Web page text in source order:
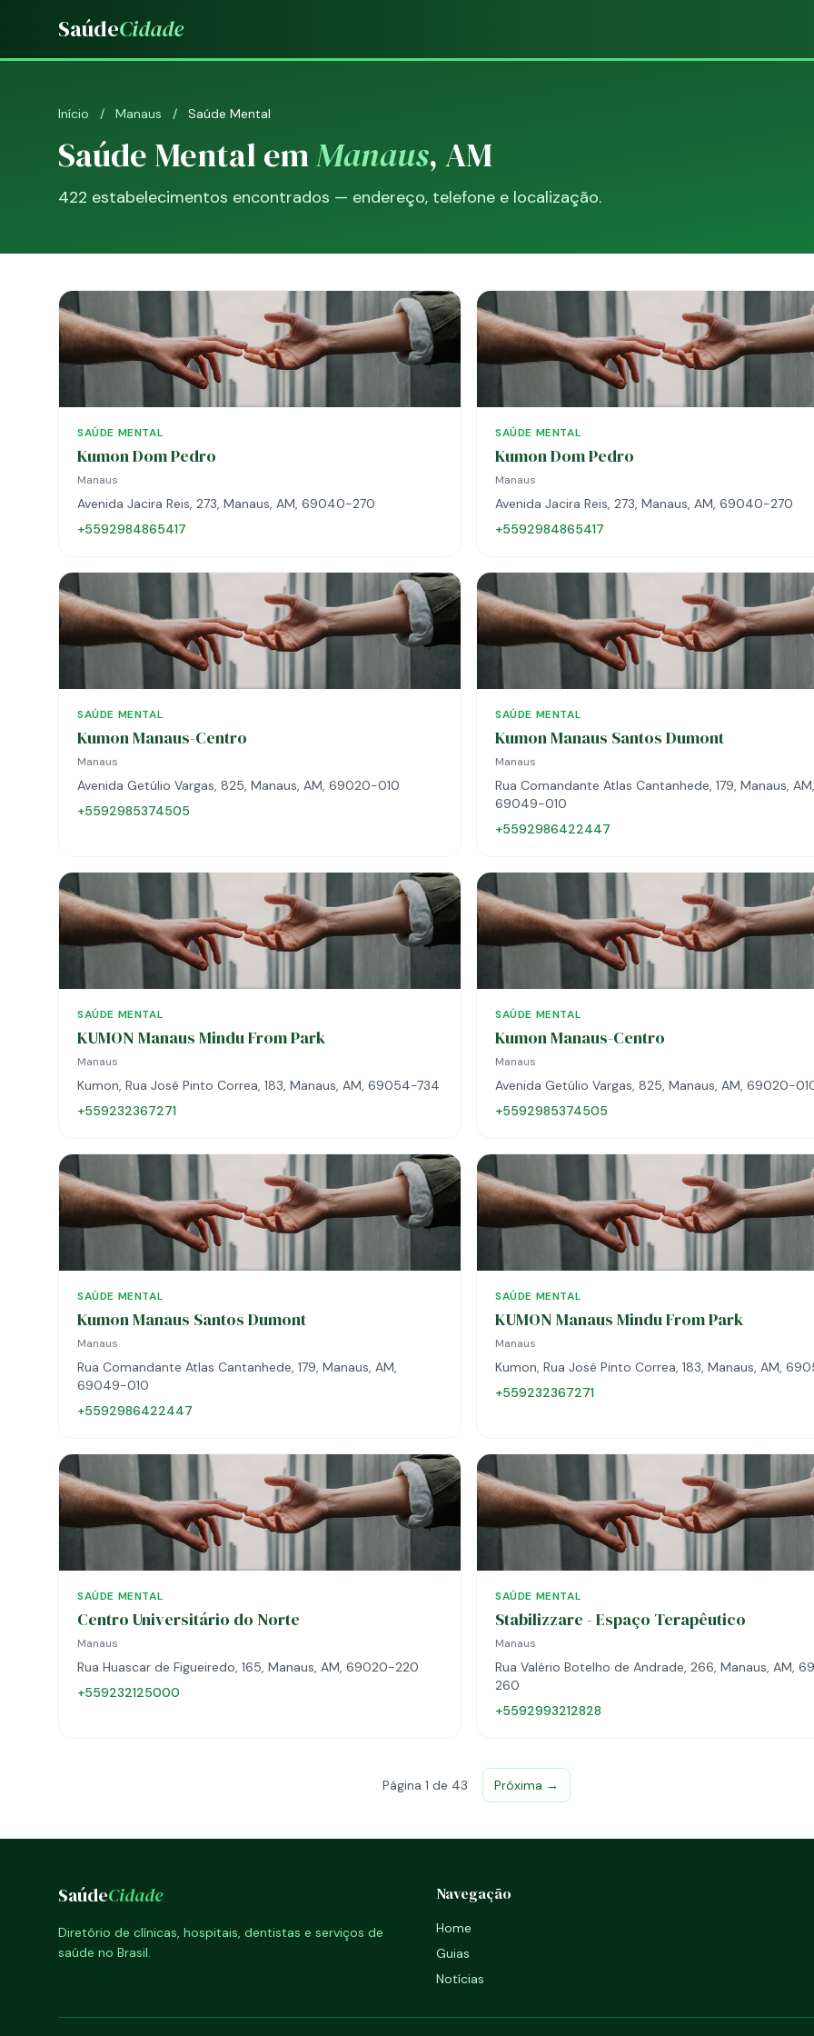
SaúdeCidade
Início / Manaus / Saúde Mental
Saúde Mental emManaus, AM
422 estabelecimentos encontrados — endereço, telefone e localização.
SAÚDE MENTAL
Kumon Dom Pedro
Manaus
Avenida Jacira Reis, 273, Manaus, AM, 69040-270
+5592984865417
SAÚDE MENTAL
Kumon Dom Pedro
Manaus
Avenida Jacira Reis, 273, Manaus, AM, 69040-270
+5592984865417
SAÚDE MENTAL
Kumon Manaus-Centro
Manaus
Avenida Getúlio Vargas, 825, Manaus, AM, 69020-010
+5592985374505
SAÚDE MENTAL
Kumon Manaus Santos Dumont
Manaus
Rua Comandante Atlas Cantanhede, 179, Manaus, AM,
69049-010
+5592986422447
SAÚDE MENTAL
KUMON Manaus Mindu From Park
Manaus
Kumon, Rua José Pinto Correa, 183, Manaus, AM, 69054-734
+559232367271
SAÚDE MENTAL
Kumon Manaus-Centro
Manaus
Avenida Getúlio Vargas, 825, Manaus, AM, 69020-
+5592985374505
SAÚDE MENTAL
Kumon Manaus Santos Dumont
Manaus
Rua Comandante Atlas Cantanhede, 179, Manaus, AM,
69049-010
+5592986422447
SAÚDE MENTAL
KUMON Manaus Mindu From Park
Manaus
Kumon, Rua José Pinto Correa, 183, Manaus, AM,
+559232367271
SAÚDE MENTAL
Centro Universitário do Norte
Manaus
Rua Huascar de Figueiredo, 165, Manaus, AM, 69020-220
+559232125000
SAÚDE MENTAL
Stabilizzare - Espaço Terapêutico
Manaus
Rua Valério Botelho de Andrade, 266, Manaus, AM,
260
+5592993212828
Página 1 de 43 Próxima →
SaúdeCidade
Diretório de clínicas, hospitais, dentistas e serviços de
saúde no Brasil.
Navegação
Home
Guias
Notícias